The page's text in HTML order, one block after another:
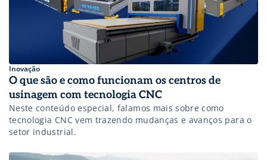
Inovação
O que são e como funcionam os centros de
usinagem com tecnologia CNC
Neste conteúdo especial, falamos mais sobre como
tecnologia CNC vem trazendo mudanças e avanços para o
setor industrial.